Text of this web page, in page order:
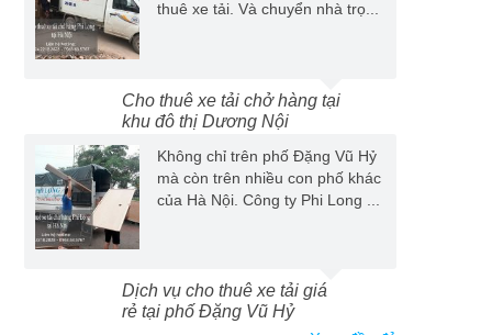
thuê xe tải. Và chuyển nhà trọ...
Cho thuê xe tải chở hàng tại
khu đô thị Dương Nội
Không chỉ trên phố Đặng Vũ Hỷ
mà còn trên nhiều con phố khác
của Hà Nội. Công ty Phi Long ...
Dịch vụ cho thuê xe tải giá
rẻ tại phố Đặng Vũ Hỷ